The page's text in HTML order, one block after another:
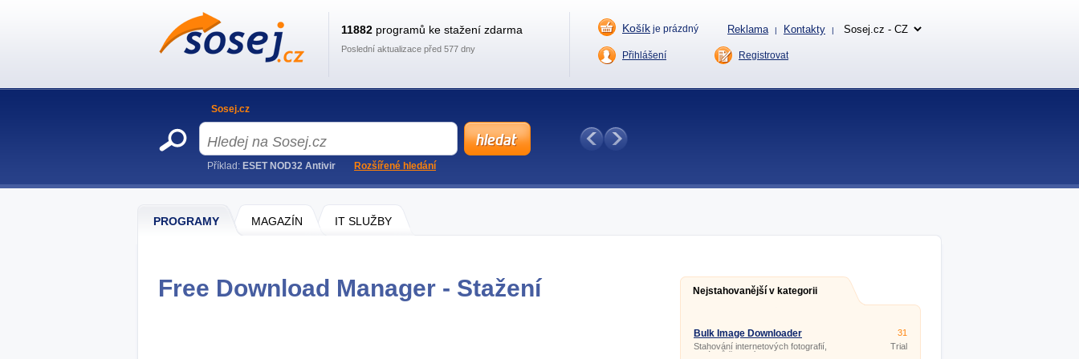
PROGRAMY MAGAZÍN IT SLUŽBY
Free Download Manager - Stažení Nejstahovanější v kategorii
Bulk Image Downloader
4.50.0.0
Stahování internetových fotografií,
obrázků či videí.
31
Trial
11882 programů ke stažení zdarma
Poslední aktualizace před 577 dny
Košík je prázdný Reklama | Kontakty |
Přihlášení Registrovat
Sosej.cz
Příklad: ESET NOD32 Antivir Rozšířené hledání